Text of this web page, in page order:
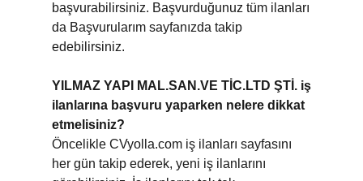
başvurabilirsiniz. Başvurduğunuz tüm ilanları
da Başvurularım sayfanızda takip
edebilirsiniz.
YILMAZ YAPI MAL.SAN.VE TİC.LTD ŞTİ. iş
ilanlarına başvuru yaparken nelere dikkat
etmelisiniz?
Öncelikle CVyolla.com iş ilanları sayfasını
her gün takip ederek, yeni iş ilanlarını